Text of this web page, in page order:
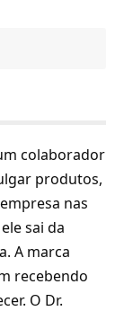
colaborador
produtos,
nas
sai da
A marca
recebendo
O Dr.